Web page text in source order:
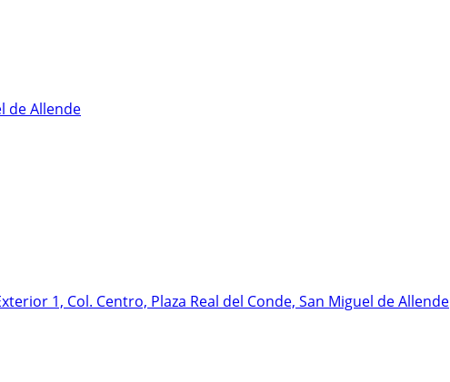
de Allende
1, Col. Centro, Plaza Real del Conde, San Miguel de Allende